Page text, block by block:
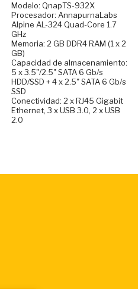
Modelo: QnapTS-932X
Procesador: AnnapurnaLabs
Alpine AL-324 Quad-Core 1.7
GHz
Memoria: 2 GB DDR4 RAM (1 x 2
GB)
Capacidad de almacenamiento:
5 x 3.5"/2.5" SATA 6 Gb/s
HDD/SSD + 4 x 2.5" SATA 6 Gb/s
SSD
Conectividad: 2 x RJ45 Gigabit
Ethernet, 3 x USB 3.0, 2 x USB
2.0